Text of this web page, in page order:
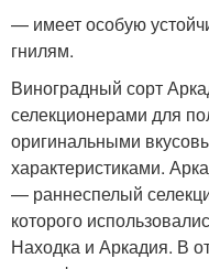
— имеет особую
гнилям.
Виноградный сорт
селекционерами для
оригинальными
характеристиками.
— раннеспелый
которого
Находка и Аркадия. В